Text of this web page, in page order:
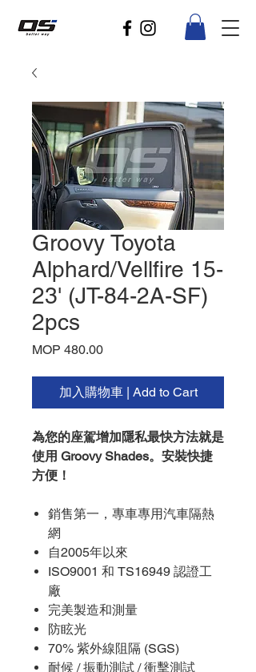
Groovy Toyota
Alphard/Vellfire 15-
23' (JT-84-2A-SF)
2pcs
MOP 480.00Price
加入購物車 | Add to Cart
為您的座駕增加隱私最快方法就是
使用 Groovy Shades。安裝快捷
方便！
銷售第一，專車專用汽車隔熱
網
自2005年以來
ISO9001 和 TS16949 認證工
廠
完美製造和測量
防眩光
70% 紫外線阻隔 (SGS)
耐候 / 振動測試 / 衝擊測試